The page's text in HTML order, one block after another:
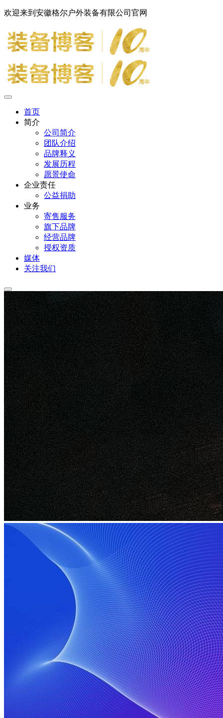
欢迎来到安徽格尔户外装备有限公司官网
首页
简介
公司简介
团队介绍
品牌释义
发展历程
愿景使命
企业责任
公益捐助
业务
寄售服务
旗下品牌
经营品牌
授权资质
媒体
关注我们